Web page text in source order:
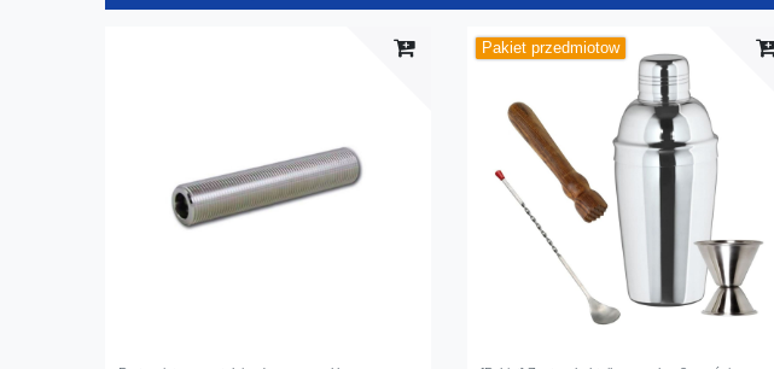
Pakiet przedmiotow